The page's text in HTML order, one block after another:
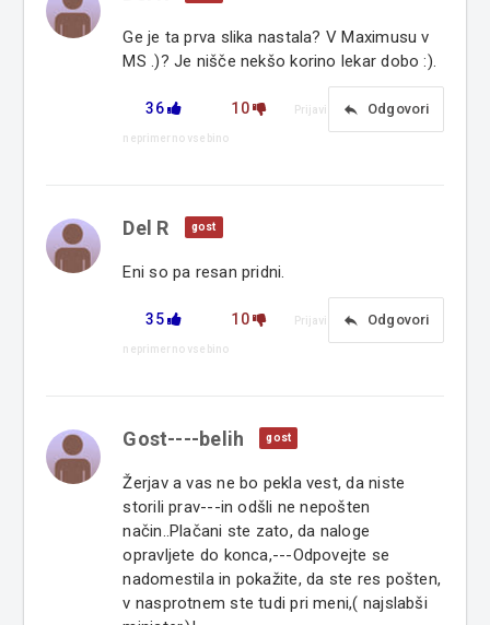
Ge je ta prva slika nastala? V Maximusu v
MS .)? Je nišče nekšo korino lekar dobo :).
36 10 reply Odgovori
Prijavi
neprimerno vsebino
Del R gost
Eni so pa resan pridni.
35 10 reply Odgovori
Prijavi
neprimerno vsebino
Gost----belih gost
Žerjav a vas ne bo pekla vest, da niste
storili prav---in odšli ne nepošten
način..Plačani ste zato, da naloge
opravljete do konca,---Odpovejte se
nadomestila in pokažite, da ste res pošten,
v nasprotnem ste tudi pri meni,( najslabši